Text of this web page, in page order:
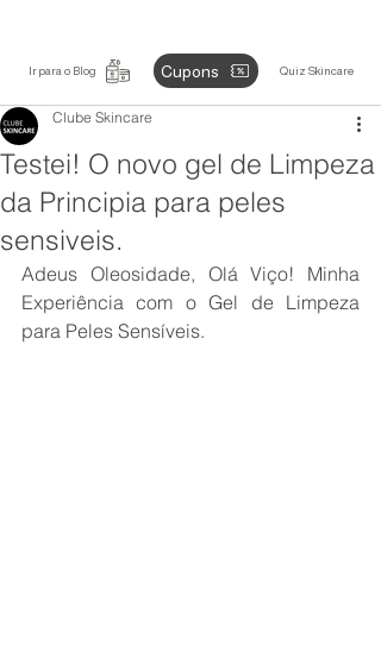
Ir para o Blog Cupons Quiz Skincare
Testei! O novo gel de Limpeza
da Principia para peles
sensiveis.
Clube Skincare
Adeus Oleosidade, Olá Viço! Minha
Experiência com o Gel de Limpeza
para Peles Sensíveis.